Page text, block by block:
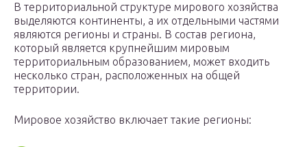
В территориальной структуре мирового хозяйства
выделяются континенты, а их отдельными частями
являются регионы и страны. В состав региона,
который является крупнейшим мировым
территориальным образованием, может входить
несколько стран, расположенных на общей
территории.
Мировое хозяйство включает такие регионы: